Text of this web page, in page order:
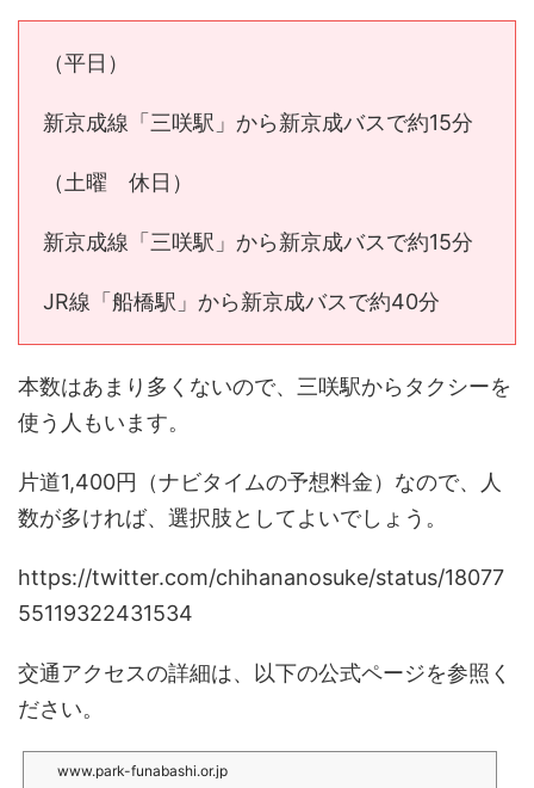
（平日）
新京成線「三咲駅」から新京成バスで約15分
（土曜 休日）
新京成線「三咲駅」から新京成バスで約15分
JR線「船橋駅」から新京成バスで約40分
本数はあまり多くないので、三咲駅からタクシーを
使う人もいます。
片道1,400円（ナビタイムの予想料金）なので、人
数が多ければ、選択肢としてよいでしょう。
https://twitter.com/chihananosuke/status/18077
55119322431534
交通アクセスの詳細は、以下の公式ページを参照く
ださい。
www.park-funabashi.or.jp